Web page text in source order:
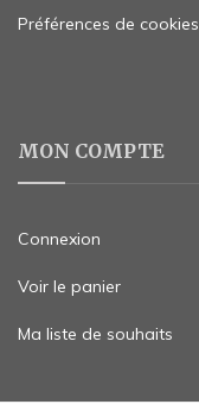
Préférences de cookies
MON COMPTE
Connexion
Voir le panier
Ma liste de souhaits